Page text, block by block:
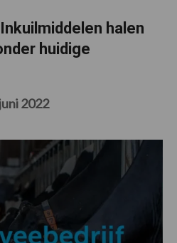
halen
huidige
2022